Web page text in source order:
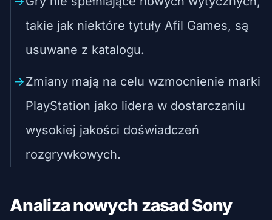
takie jak niektóre tytuły Afil Games, są
usuwane z katalogu.
Zmiany mają na celu wzmocnienie marki
PlayStation jako lidera w dostarczaniu
wysokiej jakości doświadczeń
rozgrywkowych.
Analiza nowych zasad Sony